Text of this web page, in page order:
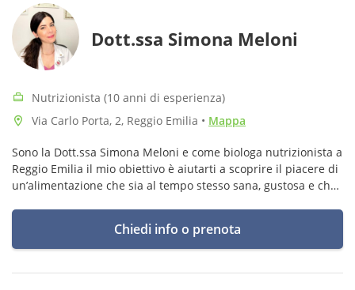
Dott.ssa Simona Meloni
Nutrizionista (10 anni di esperienza)
Via Carlo Porta, 2, Reggio Emilia • Mappa
Sono la Dott.ssa Simona Meloni e come biologa nutrizionista a
Reggio Emilia il mio obiettivo è aiutarti a scoprire il piacere di
un’alimentazione che sia al tempo stesso sana, gustosa e che
Chiedi info o prenota